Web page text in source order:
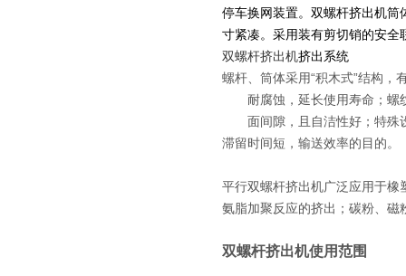
停车换网装置。双螺杆挤出机
寸紧凑。采用装有剪切销的安
双螺杆挤出机挤出系统
螺杆、筒体采用“积木式”结构
耐腐蚀，延长使用寿命；螺纹
面间隙，且自洁性好；特殊设
滞留时间短，输送效率的目的。
平行双螺杆挤出机广泛应用于
氨脂加聚反应的挤出；碳粉、
双螺杆挤出机使用范围